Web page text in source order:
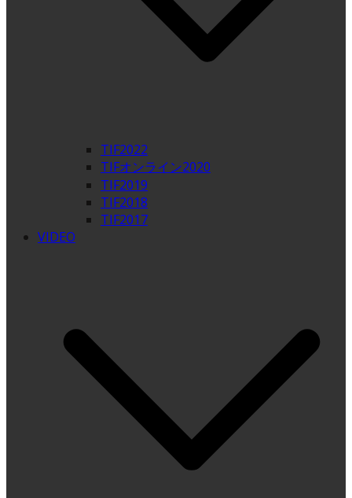
TIF2022
TIFオンライン2020
TIF2019
TIF2018
TIF2017
VIDEO